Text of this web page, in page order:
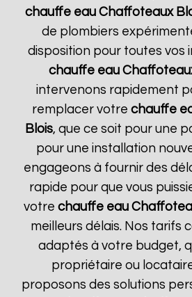
chauffe eau Chaffoteaux
de plombiers
disposition pour toutes vos
chauffe eau
intervenons rapidement
remplacer votrechauffe
Blois, que ce soit pour une
pour une installation
engageons à fournir des
rapide pour que vous
votre chauffe eau
meilleurs délais. Nos tarifs
adaptés à votre budget,
propriétaire ou
proposons des solutions